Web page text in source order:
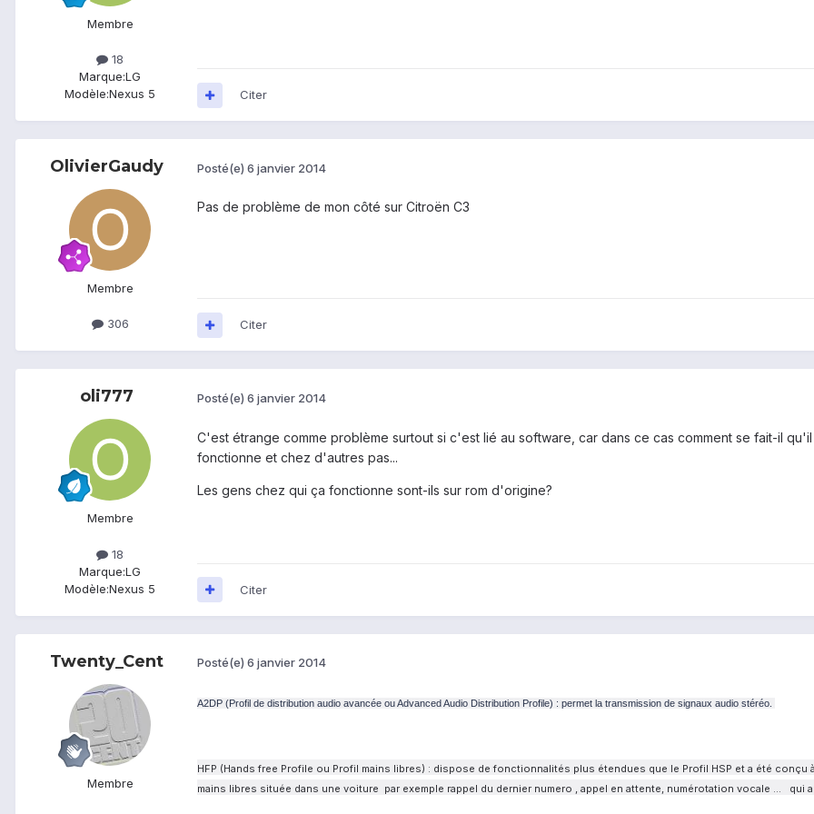
Membre
18
Marque:LG
Modèle:Nexus 5 Citer
OlivierGaudy
Membre
306
Posté(e) 6 janvier 2014
Pas de problème de mon côté sur Citroën C3
Citer
oli777
Membre
18
Marque:LG
Modèle:Nexus 5
Posté(e) 6 janvier 2014
C'est étrange comme problème surtout si c'est lié au software, car dans ce cas comment se fait-il
fonctionne et chez d'autres pas...
Les gens chez qui ça fonctionne sont-ils sur rom d'origine?
Citer
Twenty_Cent
Membre
Posté(e) 6 janvier 2014
A2DP (Profil de distribution audio avancée ou Advanced Audio Distribution Profile) : permet la transmission de signaux audio stéréo.
HFP (Hands free Profile ou Profil mains libres) : dispose de fonctionnalités plus étendues que le Profil HSP et a été
mains libres située dans une voiture par exemple rappel du dernier numero , appel en attente, numérotation vocale ... qui